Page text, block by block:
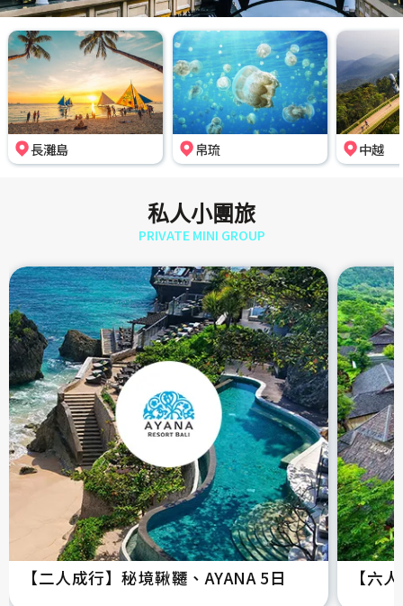
長灘島 帛琉 中越
私人小團旅
PRIVATE MINI GROUP
【二人成行】秘境鞦韆、AYANA 5日 【六